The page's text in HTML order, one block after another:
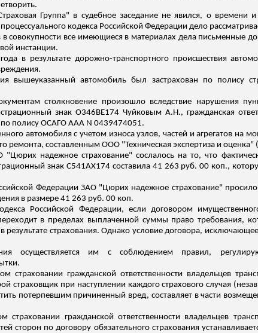
Группа" в судебное заседание не явился, о времени и
кодекса Российской Федерации дело
совокупности все имеющиеся в материалах дела письменные
инстанции.
в результате дорожно-транспортного происшествия
вышеуказанный автомобиль был застрахован по полису
столкновение произошло вследствие нарушения
знак О346ВЕ174 Чуйковым А.Н., гражданская
по полису ОСАГО ААА N 0439474051.
автомобиля с учетом износа узлов, частей и агрегатов на
ремонта, составленным ООО "Техническая экспертиза и оценка" (
надежное страхование" сослалось на то, что
знак С541АХ174 составила 41 263 руб. 00 коп.,
Федерации ЗАО "Цюрих надежное страхование"
в размере 41 263 руб. 00 коп.
Российской Федерации, если договором
в пределах выплаченной суммы право требования,
страхования. Однако условие договора,
осуществляется им с соблюдением правил,
страховании гражданской ответственности владельцев
страховщик при наступлении каждого страхового случая
потерпевшим причиненный вред, составляет в части
страховании гражданской ответственности владельцев
сторон по договору обязательного страхования